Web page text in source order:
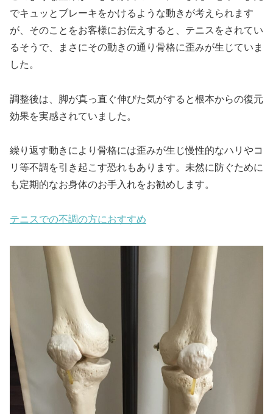
でキュッとブレーキをかけるような動きが考えられます
が、そのことをお客様にお伝えすると、テニスをされてい
るそうで、まさにその動きの通り骨格に歪みが生じていま
した。
調整後は、脚が真っ直ぐ伸びた気がすると根本からの復元
効果を実感されていました。
繰り返す動きにより骨格には歪みが生じ慢性的なハリやコ
リ等不調を引き起こす恐れもあります。未然に防ぐために
も定期的なお身体のお手入れをお勧めします。
テニスでの不調の方におすすめ